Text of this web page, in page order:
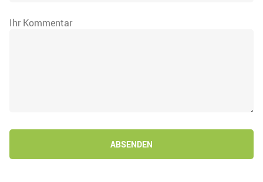
Ihr Kommentar
ABSENDEN